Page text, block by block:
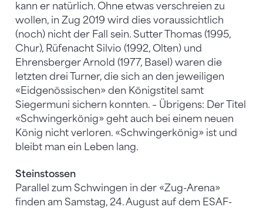
kann er natürlich. Ohne etwas verschreien zu
wollen, in Zug 2019 wird dies voraussichtlich
(noch) nicht der Fall sein. Sutter Thomas (1995,
Chur), Rüfenacht Silvio (1992, Olten) und
Ehrensberger Arnold (1977, Basel) waren die
letzten drei Turner, die sich an den jeweiligen
«Eidgenössischen» den Königstitel samt
Siegermuni sichern konnten. – Übrigens: Der Titel
«Schwingerkönig» geht auch bei einem neuen
König nicht verloren. «Schwingerkönig» ist und
bleibt man ein Leben lang.
Steinstossen
Parallel zum Schwingen in der «Zug-Arena»
finden am Samstag, 24. August auf dem ESAF-